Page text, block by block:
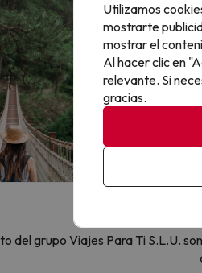
Más de UN
Apúntate
Escribe tu
Al suscribirte,
del grupo Viajes Para Ti S.L.U.
Utilizamos
mostrarte
mostrar el
Al hacer clic en
relevante. Si
gracias.